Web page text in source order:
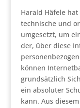
Harald Häfele
technische und
umgesetzt, um
der, über diese
können
grundsätzlich
ein absoluter
kann. Aus